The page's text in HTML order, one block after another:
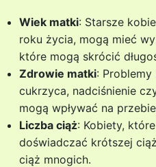
Wiek matki: Starsze
roku życia, mogą mieć
które mogą skrócić
Zdrowie matki:
cukrzyca, nadciśnienie
mogą wpływać na
Liczba ciąż: Kobiety,
doświadczać krótszej
ciąż mnogich.